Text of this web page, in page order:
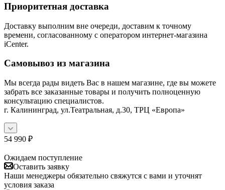
Приоритетная доставка
Доставку выполним вне очереди, доставим к точному
времени, согласованному с оператором интернет-магазина
iCenter.
Самовывоз из магазина
Мы всегда рады видеть Вас в нашем магазине, где вы можете
забрать все заказанные товары и получить полноценную
консультацию специалистов.
г. Калининград, ул.Театральная, д.30, ТРЦ «Европа»
54 990 ₽
Ожидаем поступление
Оставить заявку
Наши менеджеры обязательно свяжутся с вами и уточнят
условия заказа